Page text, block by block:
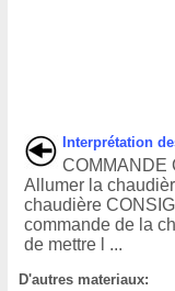
Interprétation
COMMANDE
Allumer la
chaudière
commande de la
de mettre l ...
D'autres materiaux: